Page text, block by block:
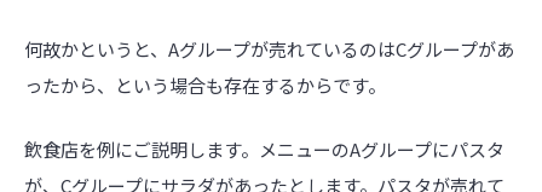
何故かというと、Aグループが売れているのはCグループがあ
ったから、という場合も存在するからです。
飲食店を例にご説明します。メニューのAグループにパスタ
が、Cグループにサラダがあったとします。パスタが売れて